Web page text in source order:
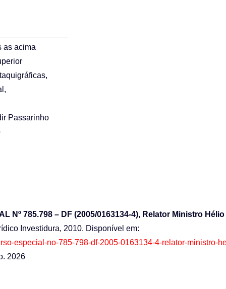
as acima
Passarinho
Nº 785.798 – DF (2005/0163134-4), Relator Ministro
Investidura, 2010. Disponível em:
especial-no-785-798-df-2005-0163134-4-relator-ministro-
2026